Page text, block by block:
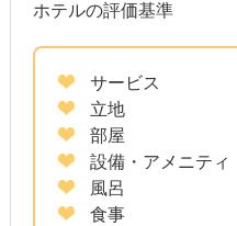
ホテルの評価基準
サービス
立地
部屋
設備・アメニティ
風呂
食事